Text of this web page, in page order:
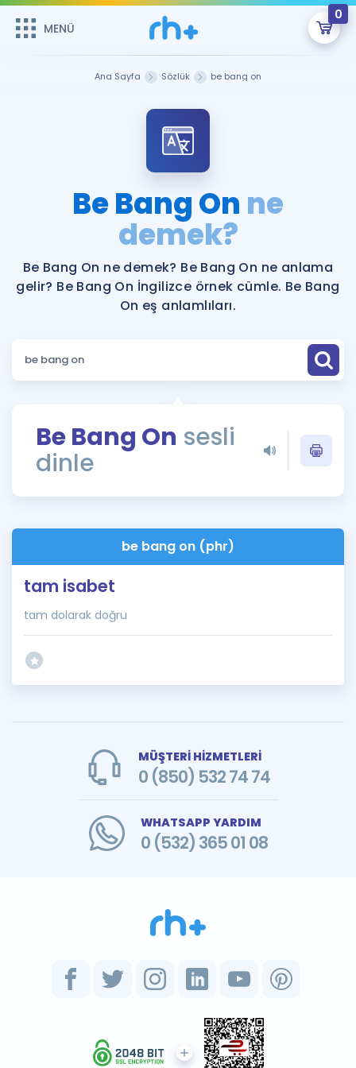
MENÜ
0
Şifremi Hatırlamıyorum
Sepetin Şu An Boş.
Remzi Hoca ile seni sınava hazırlayacak onlarca eğitim seni
bekliyor!
MENÜ
Katılımcı Görüşleri
Faydalı Araçlar
Ücretsiz Kaynaklar
Puan Hesaplama
ÖSYM Sınav Takvimi
Kampanyalar
İngilizce Gramer
İngilizce Gramer
Ana Sayfa Sözlük be bang on
Be Bang On ne
demek?
Be Bang On ne demek? Be Bang On ne anlama
gelir? Be Bang On İngilizce örnek cümle. Be Bang
On eş anlamlıları.
Be Bang On sesli
dinle
be bang on (phr)
tam isabet
tam dolarak doğru
MÜŞTERİ HİZMETLERİ
0 (850) 532 74 74
WHATSAPP YARDIM
0 (532) 365 01 08